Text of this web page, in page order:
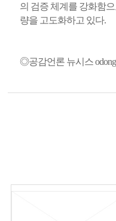
의 검증 체계를 강화함
량을 고도화하고 있다.
◎공감언론 뉴시스